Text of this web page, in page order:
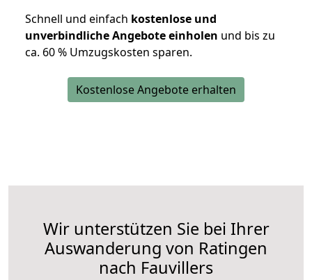
Schnell und einfach kostenlose und
unverbindliche Angebote einholen und bis zu
ca. 60 % Umzugskosten sparen.
Kostenlose Angebote erhalten
Wir unterstützen Sie bei Ihrer
Auswanderung von Ratingen
nach Fauvillers